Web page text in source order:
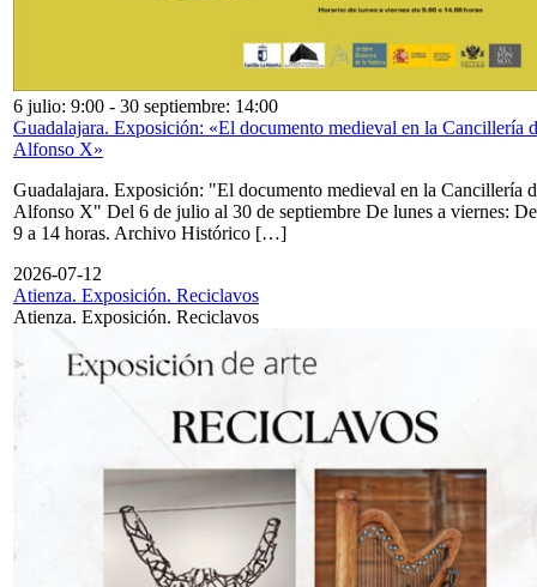
6 julio: 9:00 - 30 septiembre: 14:00
Guadalajara. Exposición: «El documento medieval en la Cancillería
Alfonso X»
Guadalajara. Exposición: "El documento medieval en la Cancillería
Alfonso X" Del 6 de julio al 30 de septiembre De lunes a viernes: De
9 a 14 horas. Archivo Histórico […]
2026-07-12
Atienza. Exposición. Reciclavos
Atienza. Exposición. Reciclavos